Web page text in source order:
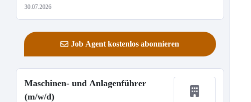
30.07.2026
Job Agent kostenlos abonnieren
Maschinen- und Anlagenführer
(m/w/d)